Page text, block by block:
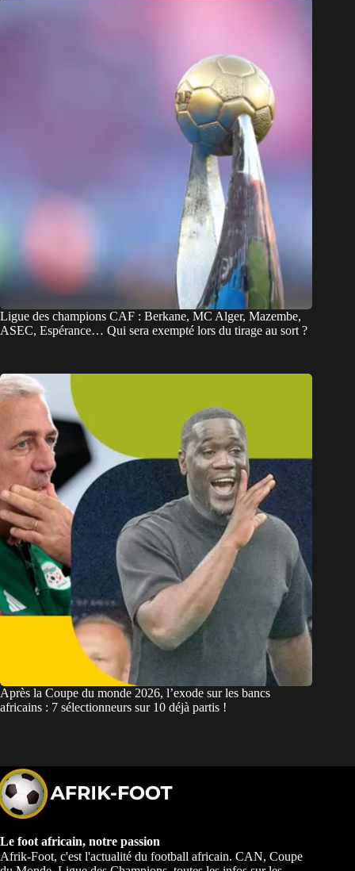
Ligue des champions CAF : Berkane, MC Alger, Mazembe,
ASEC, Espérance… Qui sera exempté lors du tirage au sort ?
Après la Coupe du monde 2026, l’exode sur les bancs
africains : 7 sélectionneurs sur 10 déjà partis !
Le foot africain, notre passion
Afrik-Foot, c'est l'actualité du football africain. CAN, Coupe